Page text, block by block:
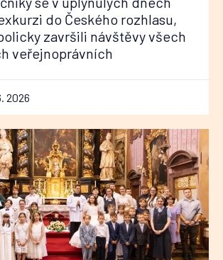
do Českého rozhlasu,
završili návštěvy všech
veřejnoprávních
2026